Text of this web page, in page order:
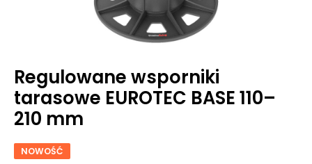
Regulowane wsporniki
tarasowe EUROTEC BASE 110–
210 mm
NOWOŚĆ